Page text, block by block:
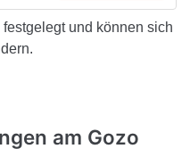
und können sich
am Gozo